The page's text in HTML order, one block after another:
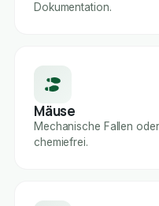
Dokumentation.
Mäuse
Mechanische Fallen
chemiefrei.